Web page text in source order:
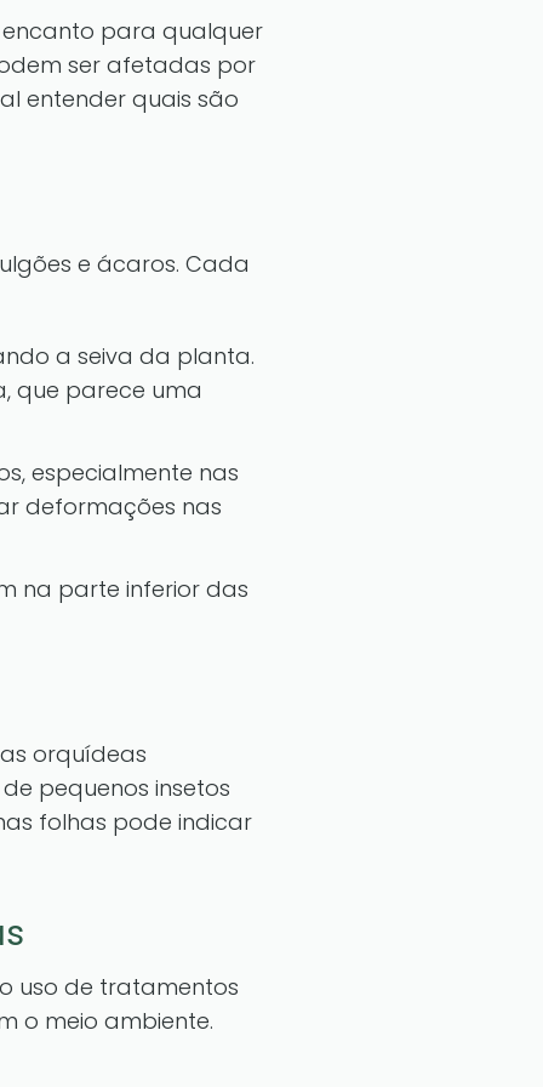
encanto para qualquer
ser afetadas por
entender quais são
e ácaros. Cada
a seiva da planta.
que parece uma
especialmente nas
deformações nas
na parte inferior das
orquídeas
pequenos insetos
folhas pode indicar
uso de tratamentos
o meio ambiente.